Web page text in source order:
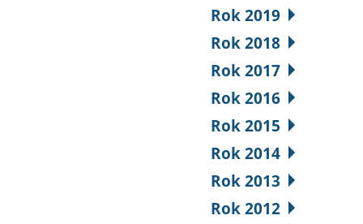
Rok 2019
Rok 2018
Rok 2017
Rok 2016
Rok 2015
Rok 2014
Rok 2013
Rok 2012